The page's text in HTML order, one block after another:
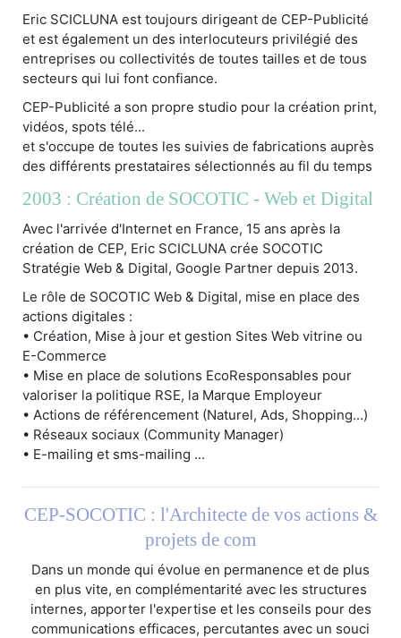
Eric SCICLUNA est toujours dirigeant de CEP-Publicité
et est également un des interlocuteurs privilégié des
entreprises ou collectivités de toutes tailles et de tous
secteurs qui lui font confiance.
CEP-Publicité a son propre studio pour la création print,
vidéos, spots télé...
et s'occupe de toutes les suivies de fabrications auprès
des différents prestataires sélectionnés au fil du temps
2003 : Création de SOCOTIC - Web et Digital
Avec l'arrivée d'Internet en France, 15 ans après la
création de CEP, Eric SCICLUNA crée SOCOTIC
Stratégie Web & Digital, Google Partner depuis 2013.
Le rôle de SOCOTIC Web & Digital, mise en place des
actions digitales :
• Création, Mise à jour et gestion Sites Web vitrine ou
E-Commerce
• Mise en place de solutions EcoResponsables pour
valoriser la politique RSE, la Marque Employeur
• Actions de référencement (Naturel, Ads, Shopping...)
• Réseaux sociaux (Community Manager)
• E-mailing et sms-mailing ...
CEP-SOCOTIC : l'Architecte de vos actions &
projets de com
Dans un monde qui évolue en permanence et de plus
en plus vite, en complémentarité avec les structures
internes, apporter l'expertise et les conseils pour des
communications efficaces, percutantes avec un souci